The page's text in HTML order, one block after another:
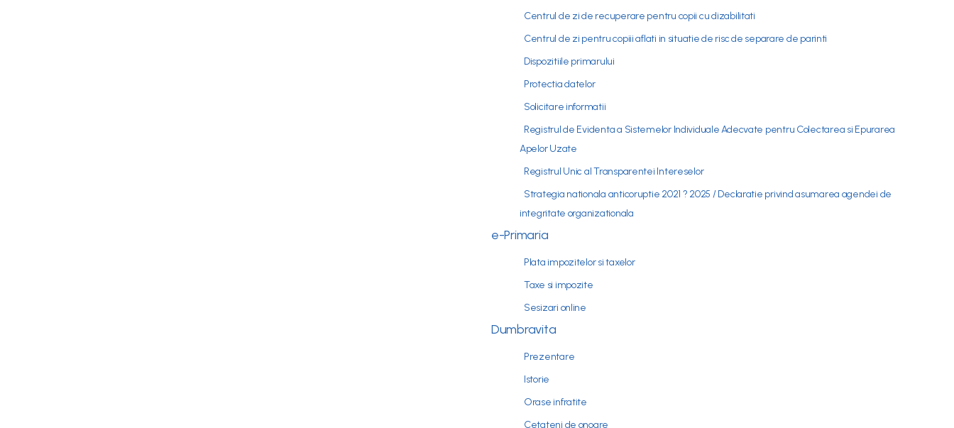
Centrul de zi de recuperare pentru copii cu dizabilitati
Centrul de zi pentru copiii aflati in situatie de risc de separare de parinti
Dispozitiile primarului
Protectia datelor
Solicitare informatii
Registrul de Evidenta a Sistemelor Individuale Adecvate pentru Colectarea si Epurarea
Apelor Uzate
Registrul Unic al Transparentei Intereselor
Strategia nationala anticoruptie 2021 ? 2025 / Declaratie privind asumarea agendei de
integritate organizationala
e-Primaria
Plata impozitelor si taxelor
Taxe si impozite
Sesizari online
Dumbravita
Prezentare
Istorie
Orase infratite
Cetateni de onoare